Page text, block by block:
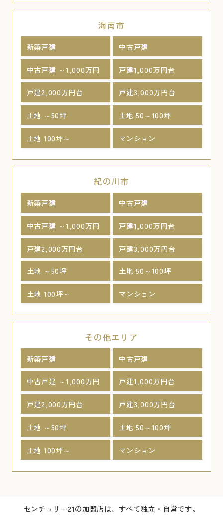
海南市
新築戸建 中古戸建
中古戸建 ～1,000万円 戸建1,000万円台
戸建2,000万円台 戸建3,000万円台
土地 ～50坪 土地 50～100坪
土地 100坪～ マンション
紀の川市
新築戸建 中古戸建
中古戸建 ～1,000万円 戸建1,000万円台
戸建2,000万円台 戸建3,000万円台
土地 ～50坪 土地 50～100坪
土地 100坪～ マンション
その他エリア
新築戸建 中古戸建
中古戸建 ～1,000万円 戸建1,000万円台
戸建2,000万円台 戸建3,000万円台
土地 ～50坪 土地 50～100坪
土地 100坪～ マンション
センチュリー21の加盟店は、すべて独立・自営です。